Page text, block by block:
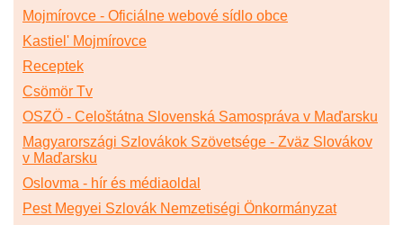
Mojmírovce - Oficiálne webové sídlo obce
Kastiel' Mojmírovce
Receptek
Csömör Tv
OSZÖ - Celoštátna Slovenská Samospráva v Maďarsku
Magyarországi Szlovákok Szövetsége - Zväz Slovákov
v Maďarsku
Oslovma - hír és médiaoldal
Pest Megyei Szlovák Nemzetiségi Önkormányzat